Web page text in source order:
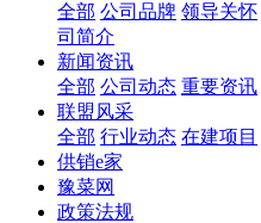
全部 公司品牌 领导关怀
司简介
新闻资讯
全部 公司动态 重要资讯
联盟风采
全部 行业动态 在建项目
供销e家
豫菜网
政策法规